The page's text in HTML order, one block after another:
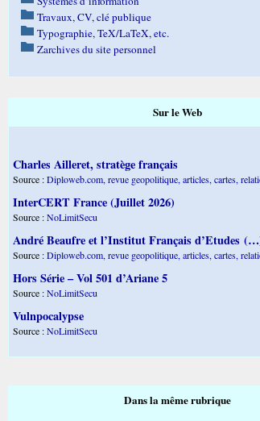
Travaux, CV, clé publique
Typographie, TeX/LaTeX, etc.
Zarchives du site personnel
Sur le Web
Charles Ailleret, stratège français
Source :Diploweb.com, revue geopolitique, articles, cartes,
InterCERT France (Juillet 2026)
Source :NoLimitSecu
André Beaufre et l’Institut Français d’Etudes
Source :Diploweb.com, revue geopolitique, articles, cartes,
Hors Série – Vol 501 d’Ariane 5
Source :NoLimitSecu
Vulnpocalypse
Source :NoLimitSecu
Dans la même rubrique